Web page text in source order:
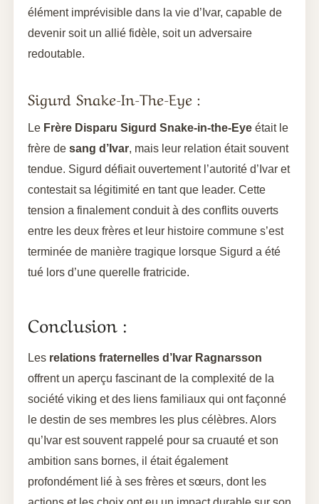
élément imprévisible dans la vie d’Ivar, capable de
devenir soit un allié fidèle, soit un adversaire
redoutable.
Sigurd Snake-In-The-Eye :
Le Frère Disparu Sigurd Snake-in-the-Eye était le
frère de sang d’Ivar, mais leur relation était souvent
tendue. Sigurd défiait ouvertement l’autorité d’Ivar et
contestait sa légitimité en tant que leader. Cette
tension a finalement conduit à des conflits ouverts
entre les deux frères et leur histoire commune s’est
terminée de manière tragique lorsque Sigurd a été
tué lors d’une querelle fratricide.
Conclusion :
Les relations fraternelles d’Ivar Ragnarsson
offrent un aperçu fascinant de la complexité de la
société viking et des liens familiaux qui ont façonné
le destin de ses membres les plus célèbres. Alors
qu’Ivar est souvent rappelé pour sa cruauté et son
ambition sans bornes, il était également
profondément lié à ses frères et sœurs, dont les